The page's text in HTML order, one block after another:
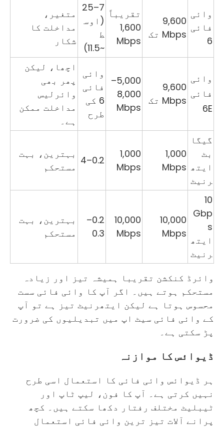
وائی
​​فائی
6
9,600
Mbps تک
تقریباً
1,600
Mbps
7–25
(اوس
ط
~11.5)
متغیر،
مداخلت کا
شکار
وائی
​​فائی
6E
9,600
Mbps تک
5,000–
8,000
Mbps
وائی ​​
فائی
6 کی
طرح
اچھا، لیکن
پھر بھی
وائرلیس
مداخلت ممکن
ہے۔
گیگا
بٹ
ایتھ
رنیٹ
1,000
Mbps
1,000
Mbps
0.2–4
بہترین، بہت
مستحکم
10
Gbp
s
ایتھ
رنیٹ
10,000
Mbps
10,000
Mbps
0.2–
0.3
بہترین، بہت
مستحکم
وائرڈ کنکشن تقریبا ہمیشہ تیز اور زیادہ
مستحکم ہوتے ہیں۔ اگر آپ کا وائی فائی سست
محسوس ہوتا ہے لیکن ایتھرنیٹ تیز ہے تو آپ
کے وائی فائی سیٹ اپ میں تبدیلیوں کی ضرورت
پڑ سکتی ہے۔
ڈیوائس کا موازنہ
ہر ڈیوائس وائی فائی کا استعمال اسی طرح
نہیں کرتی ہے۔ آپ کا فون، لیپ ٹاپ اور
ٹیبلیٹ مختلف رفتار دکھا سکتے ہیں۔ کچھ
پرانے آلات تیز ترین وائی فائی استعمال